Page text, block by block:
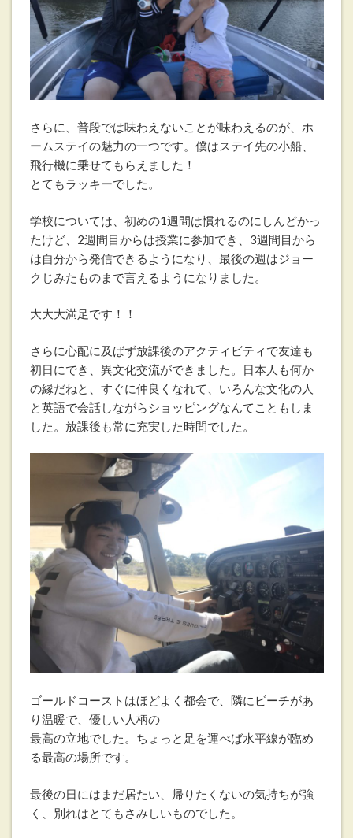
さらに、普段では味わえないことが味わえるのが、ホ
ームステイの魅力の一つです。僕はステイ先の小船、
飛行機に乗せてもらえました！
とてもラッキーでした。
学校については、初めの1週間は慣れるのにしんどかっ
たけど、2週間目からは授業に参加でき、3週間目から
は自分から発信できるようになり、最後の週はジョー
クじみたものまで言えるようになりました。
大大大満足です！！
さらに心配に及ばず放課後のアクティビティで友達も
初日にでき、異文化交流ができました。日本人も何か
の縁だねと、すぐに仲良くなれて、いろんな文化の人
と英語で会話しながらショッピングなんてこともしま
した。放課後も常に充実した時間でした。
ゴールドコーストはほどよく都会で、隣にビーチがあ
り温暖で、優しい人柄の
最高の立地でした。ちょっと足を運べば水平線が臨め
る最高の場所です。
最後の日にはまだ居たい、帰りたくないの気持ちが強
く、別れはとてもさみしいものでした。